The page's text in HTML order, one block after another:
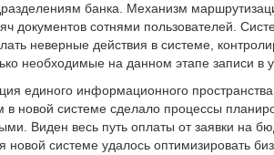
банка. Механизм
документов сотнями пользователей.
неверные действия в системе,
необходимые на данном этапе записи в
единого информационного
новой системе сделало процессы
Виден весь путь оплаты от заявки на
новой системе удалось оптимизировать